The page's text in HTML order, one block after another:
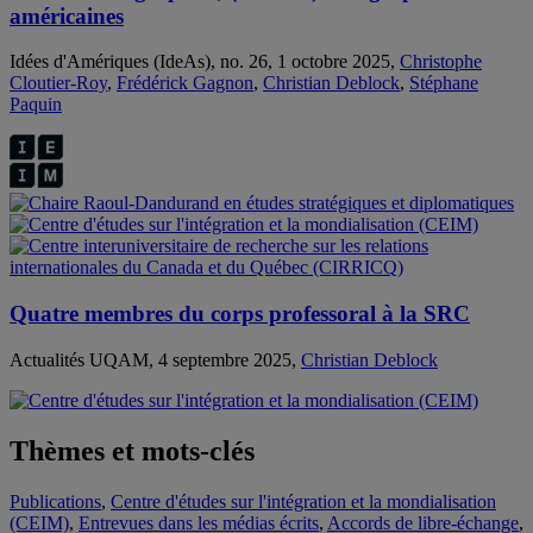
américaines
Idées d'Amériques (IdeAs), no. 26, 1 octobre 2025, Christophe
Cloutier-Roy, Frédérick Gagnon, Christian Deblock, Stéphane
Paquin
Quatre membres du corps professoral à la SRC
Actualités UQAM, 4 septembre 2025, Christian Deblock
Thèmes et mots-clés
Publications, Centre d'études sur l'intégration et la mondialisation
(CEIM), Entrevues dans les médias écrits, Accords de libre-échange,